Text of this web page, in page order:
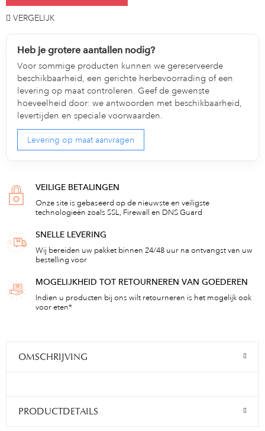
VERGELIJK
Heb je grotere aantallen nodig?
Voor sommige producten kunnen we gereserveerde
beschikbaarheid, een gerichte herbevoorrading of een
levering op maat controleren. Geef de gewenste
hoeveelheid door: we antwoorden met beschikbaarheid,
levertijden en speciale voorwaarden.
Levering op maat aanvragen
VEILIGE BETALINGEN
Onze site is gebaseerd op de nieuwste en veiligste
technologieën zoals SSL, Firewall en DNS Guard
SNELLE LEVERING
Wij bereiden uw pakket binnen 24/48 uur na ontvangst van uw
bestelling voor
MOGELIJKHEID TOT RETOURNEREN VAN GOEDEREN
Indien u producten bij ons wilt retourneren is het mogelijk ook
voor eten*
OMSCHRIJVING
PRODUCTDETAILS